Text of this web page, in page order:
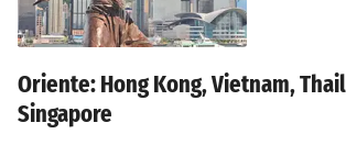
Oriente: Hong Kong, Vietnam,
Singapore